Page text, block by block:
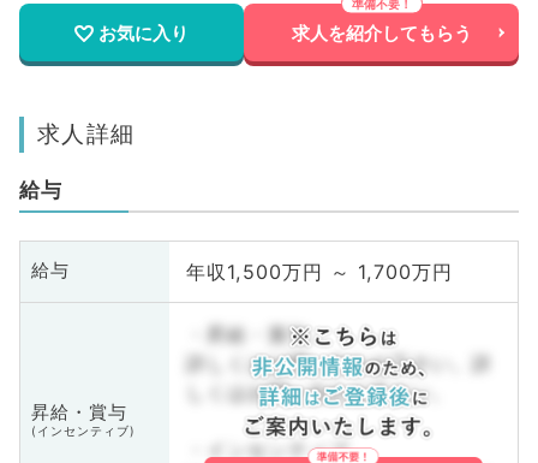
お気に入り 求人を紹介してもらう
求人詳細
給与
給与 年収1,500万円 ～ 1,700万円
昇給・賞与
(インセンティブ)
・昇給・賞与
詳しくはお問い合わせ下さい。詳
しくはお問い合わせ下さい。
・インセンティブ